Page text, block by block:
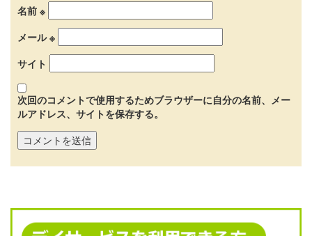
名前 ※
メール※
サイト
次回のコメントで使用するためブラウザーに自分の名前、メー
ルアドレス、サイトを保存する。